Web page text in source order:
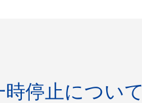
停止について